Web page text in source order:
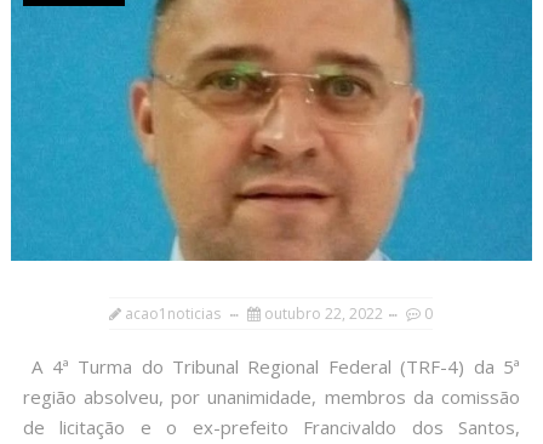
acao1noticias outubro 22, 2022 0
A 4ª Turma do Tribunal Regional Federal (TRF-4) da 5ª
região absolveu, por unanimidade, membros da comissão
de licitação e o ex-prefeito Francivaldo dos Santos,